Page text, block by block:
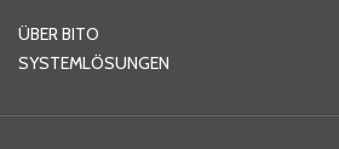
ÜBER BITO
SYSTEMLÖSUNGEN